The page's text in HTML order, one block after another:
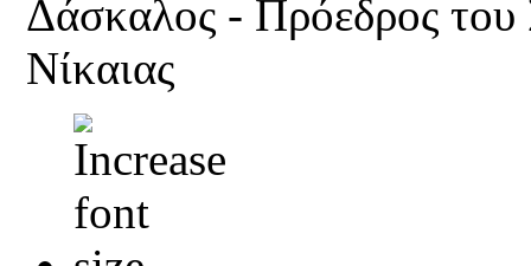
Δάσκαλος - Πρόεδρος
Νίκαιας